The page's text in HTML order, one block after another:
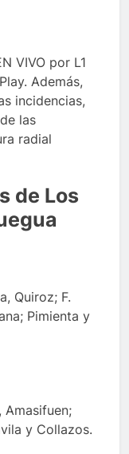
VIVO por L1
Además,
incidencias,
las
radial
de Los
Quiroz; F.
Pimienta y
Amasifuen;
y Collazos.